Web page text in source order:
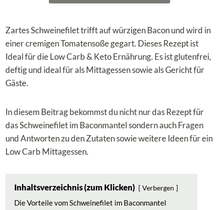
Zartes Schweinefilet trifft auf würzigen Bacon und wird in
einer cremigen Tomatensoße gegart. Dieses Rezept ist
Ideal für die Low Carb & Keto Ernährung. Es ist glutenfrei,
deftig und ideal für als Mittagessen sowie als Gericht für
Gäste.
In diesem Beitrag bekommst du nicht nur das Rezept für
das Schweinefilet im Baconmantel sondern auch Fragen
und Antworten zu den Zutaten sowie weitere Ideen für ein
Low Carb Mittagessen.
Inhaltsverzeichnis (zum Klicken) Verbergen
Die Vorteile vom Schweinefilet im Baconmantel